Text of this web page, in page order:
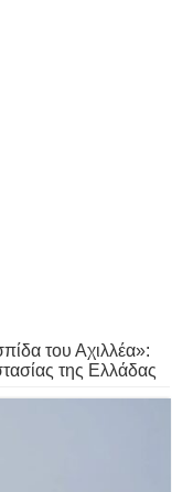
του Αχιλλέα»:
της Ελλάδας